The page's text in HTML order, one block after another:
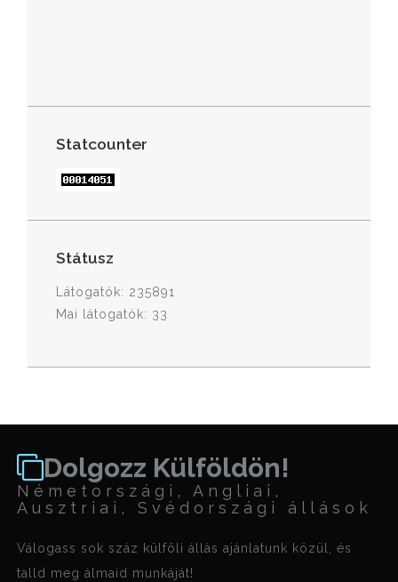
Statcounter
Státusz
Látogatók: 235891
Mai látogatók: 33
Dolgozz Külföldön!
Németországi, Angliai,
Ausztriai, Svédországi állások
Válogass sok száz külföli állás ajánlatunk közül, és
talld meg álmaid munkáját!